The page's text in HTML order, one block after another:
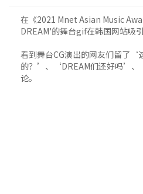
在《2021 Mnet Asian Music
DREAM'的舞台gif在韩国网站吸
看到舞台CG演出的网友们留了‘
的？’、‘DREAM们还好吗’
论。